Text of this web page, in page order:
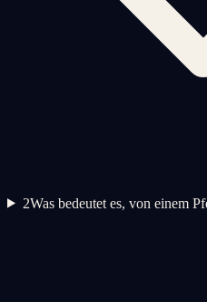
2Was bedeutet es, von einem